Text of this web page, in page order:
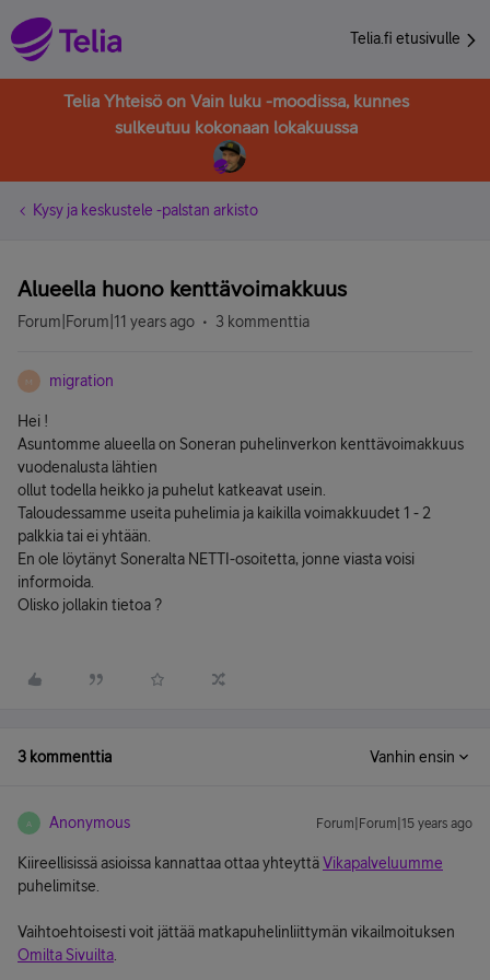
Telia.fi etusivulle
Telia Yhteisö on Vain luku -moodissa, kunnes
sulkeutuu kokonaan lokakuussa
Kysy ja keskustele -palstan arkisto
Alueella huono kenttävoimakkuus
Forum|Forum|11 years ago 3 kommenttia
M migration
Hei !
Asuntomme alueella on Soneran puhelinverkon kenttävoimakkuus
vuodenalusta lähtien
ollut todella heikko ja puhelut katkeavat usein.
Taloudessamme useita puhelimia ja kaikilla voimakkuudet 1 - 2
palkkia tai ei yhtään.
En ole löytänyt Soneralta NETTI-osoitetta, jonne viasta voisi
informoida.
Olisko jollakin tietoa ?
3 kommenttia Vanhin ensin
A Anonymous Forum|Forum|15 years ago
Kiireellisissä asioissa kannattaa ottaa yhteyttäVikapalveluumme
puhelimitse.
Vaihtoehtoisesti voit jättää matkapuhelinliittymän vikailmoituksen
Omilta Sivuilta